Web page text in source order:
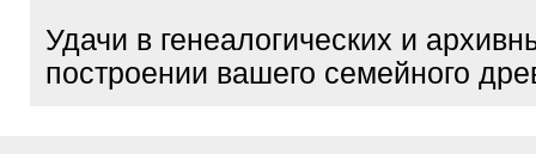
Удачи в генеалогических и
построении вашего семейного